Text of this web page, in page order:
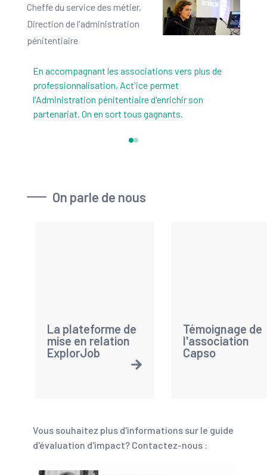
Cheffe du service des métier,
Direction de l'administration
pénitentiaire
En accompagnant les associations vers plus de
professionnalisation, Act'ice permet
l'Administration pénitentiaire d'enrichir son
partenariat. On en sort tous gagnants.
On parle de nous
La plateforme de
mise en relation
ExplorJob
Témoignage de
l'association
Capso
Vous souhaitez plus d'informations sur le guide
d'évaluation d'impact? Contactez-nous :